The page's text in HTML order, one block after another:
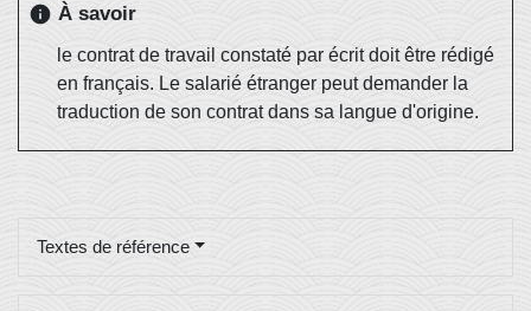
info À savoir
le contrat de travail constaté par écrit doit être rédigé
en français. Le salarié étranger peut demander la
traduction de son contrat dans sa langue d'origine.
Textes de référence